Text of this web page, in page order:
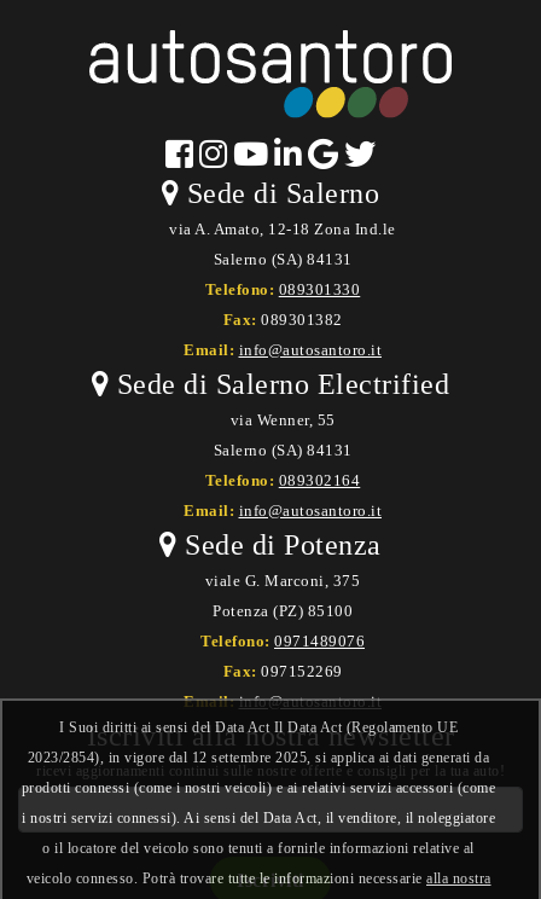
Sede di Salerno
via A. Amato, 12-18 Zona Ind.le
Salerno (SA) 84131
Telefono: 089301330
Fax: 089301382
Email: info@autosantoro.it
Sede di Salerno Electrified
via Wenner, 55
Salerno (SA) 84131
Telefono: 089302164
Email: info@autosantoro.it
Sede di Potenza
viale G. Marconi, 375
Potenza (PZ) 85100
Telefono: 0971489076
Fax: 097152269
Email:info@autosantoro.it
Iscriviti alla nostra newsletter
ricevi aggiornamenti continui sulle nostre offerte e consigli per la tua auto!
I Suoi diritti ai sensi del Data Act Il Data Act (Regolamento UE
2023/2854), in vigore dal 12 settembre 2025, si applica ai dati generati da
prodotti connessi (come i nostri veicoli) e ai relativi servizi accessori (come
i nostri servizi connessi). Ai sensi del Data Act, il venditore, il noleggiatore
o il locatore del veicolo sono tenuti a fornirle informazioni relative al
veicolo connesso. Potrà trovare tutte le informazioni necessarie alla nostra